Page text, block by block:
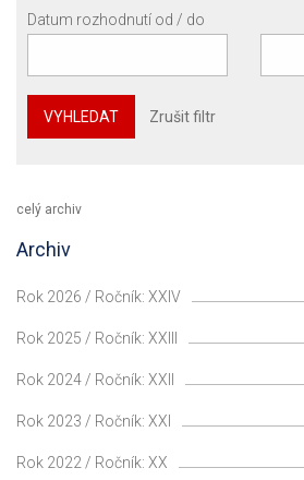
Datum rozhodnutí od / do
VYHLEDAT Zrušit filtr
celý archiv
Archiv
Rok 2026 / Ročník: XXIV
Rok 2025 / Ročník: XXIII
Rok 2024 / Ročník: XXII
Rok 2023 / Ročník: XXI
Rok 2022 / Ročník: XX